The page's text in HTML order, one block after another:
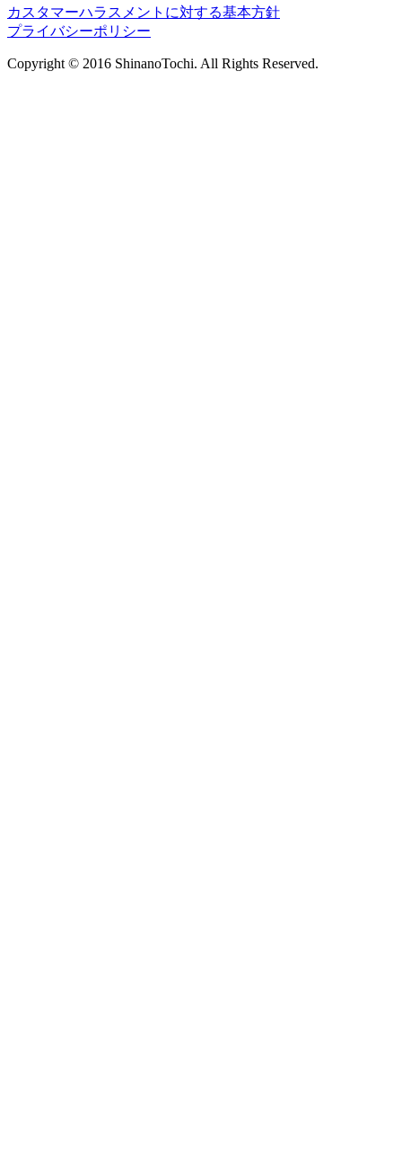
カスタマーハラスメントに対する基本方針
プライバシーポリシー
Copyright © 2016 ShinanoTochi. All Rights Reserved.